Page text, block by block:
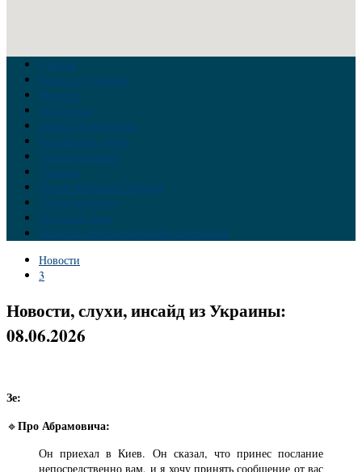
Главная
Война на Украине
Новости
Аналитика
Тайны Геополитики
Российские элиты
Теория заговора
Украина
Новый Мировой Порядок
Тайны истории
Обратная связь
Правила комментирования материалов
Новости
3
Новости, слухи, инсайд из Украины:
08.06.2026
Зе:
🔹Про Абрамовича:
Он приехал в Киев. Он сказал, что принес послание
непосредственно вам, и я хочу принять сообщение от вас